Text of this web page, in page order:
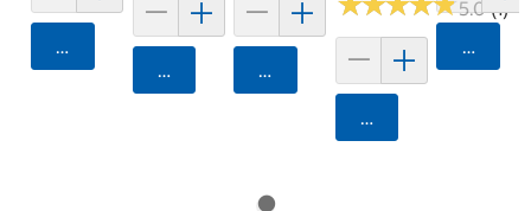
Agregar
Agregar Agregar
5.0 (1)
Agregar